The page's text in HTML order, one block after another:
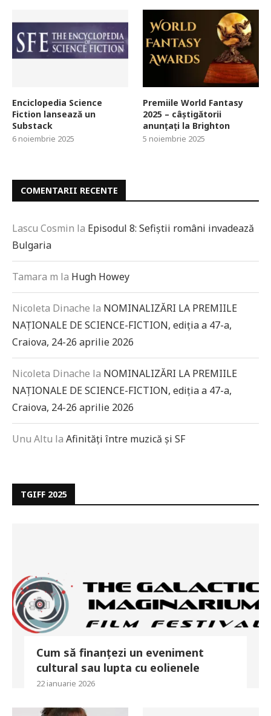
Enciclopedia Science
Fiction lansează un
Substack
6 noiembrie 2025
Premiile World Fantasy
2025 – câștigătorii
anunțați la Brighton
5 noiembrie 2025
COMENTARII RECENTE
Lascu Cosmin la Episodul 8: Sefiștii români invadează
Bulgaria
Tamara m la Hugh Howey
Nicoleta Dinache la NOMINALIZĂRI LA PREMIILE
NAȚIONALE DE SCIENCE-FICTION, ediția a 47-a,
Craiova, 24-26 aprilie 2026
Nicoleta Dinache la NOMINALIZĂRI LA PREMIILE
NAȚIONALE DE SCIENCE-FICTION, ediția a 47-a,
Craiova, 24-26 aprilie 2026
Unu Altu la Afinități între muzică și SF
TGIFF 2025
Cum să finanțezi un eveniment
cultural sau lupta cu eolienele
22 ianuarie 2026